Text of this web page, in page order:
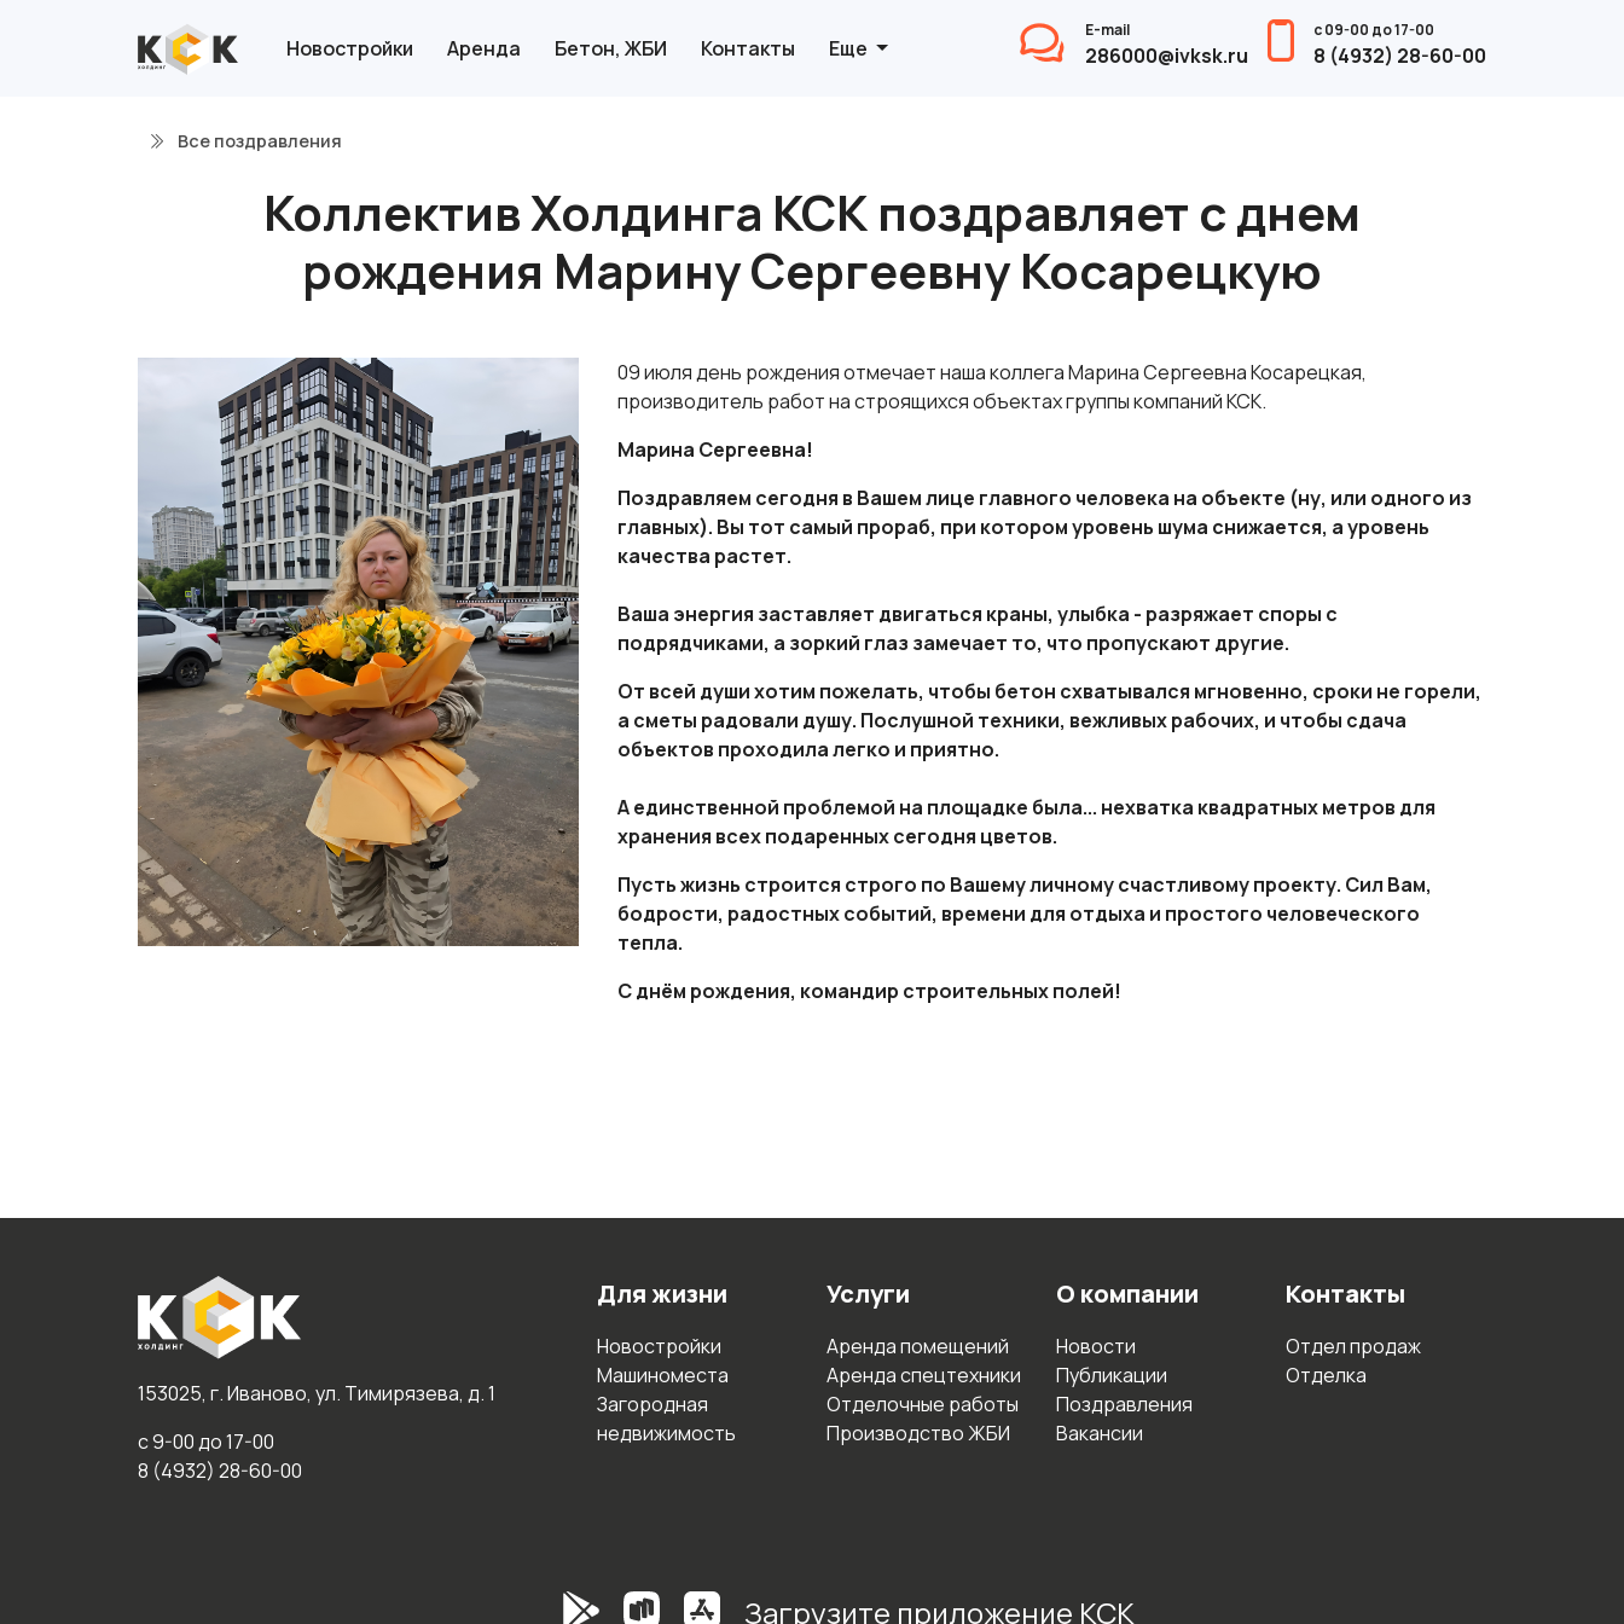
Новостройки Аренда Бетон, ЖБИ Контакты Еще
E-mail
286000@ivksk.ru
с 09-00 до 17-00
8 (4932) 28-60-00
Все поздравления
Коллектив Холдинга КСК поздравляет с днем
рождения Марину Сергеевну Косарецкую
09 июля день рождения отмечает наша коллега Марина Сергеевна Косарецкая,
производитель работ на строящихся объектах группы компаний КСК.
Марина Сергеевна!
Поздравляем сегодня в Вашем лице главного человека на объекте (ну, или одного из
главных). Вы тот самый прораб, при котором уровень шума снижается, а уровень
качества растет.
Ваша энергия заставляет двигаться краны, улыбка - разряжает споры с
подрядчиками, а зоркий глаз замечает то, что пропускают другие.
От всей души хотим пожелать, чтобы бетон схватывался мгновенно, сроки не горели,
а сметы радовали душу. Послушной техники, вежливых рабочих, и чтобы сдача
объектов проходила легко и приятно.
А единственной проблемой на площадке была... нехватка квадратных метров для
хранения всех подаренных сегодня цветов.
Пусть жизнь строится строго по Вашему личному счастливому проекту. Сил Вам,
бодрости, радостных событий, времени для отдыха и простого человеческого
тепла.
С днём рождения, командир строительных полей!
153025, г. Иваново, ул. Тимирязева, д. 1
с 9-00 до 17-00
8 (4932) 28-60-00
Для жизни
Новостройки
Машиноместа
Загородная
недвижимость
Услуги
Аренда помещений
Аренда спецтехники
Отделочные работы
Производство ЖБИ
О компании
Новости
Публикации
Поздравления
Вакансии
Контакты
Отдел продаж
Отделка
Загрузите приложение КСК